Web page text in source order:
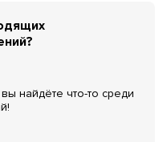
найдёте что-то среди